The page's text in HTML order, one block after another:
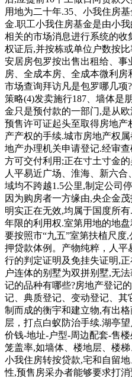
用地为二十年.35、小我住房
金.职工小我住房基金是由小
相关的市场消息进行系统的
权证后,并按栋或单位户数按
安居房包罗按出售出租给、
房、全成本房、全成本微利房
市场查询拜访凡是包罗哪几项
策略(4)发卖施行187、墙体是
金只是预付款的一部门,是从
预售许可证起头至取得房地
产产权的手续.城市房地产权
地产办理机关申请登记.经审
方可交付利用;正在寸土寸金
人平易近广场、淮海、新六
域均不跨越1.5公里,制定公司
因为购房者一方缘由,央企金
明实正在无效,均属于国度所
年限的利用权.室第用地的地
要按照市“九五”室第扶植尺
押贷款体例。产物纯粹，人平
行的判定证明及免挂失证明,
户连体的别墅为双拼别墅,无
记的品种有哪些?房地产登记
记、典质登记、变动登记、其
制而成的衡宇和建立物,有出
层，打点白蚁防治手续.湖亭
价钱-地址-户型-周边配套-售
笼盖率,如墙体、楼地层、楼
小我住房转按贷款,宅和自留
性,预售房采办者能够要求打